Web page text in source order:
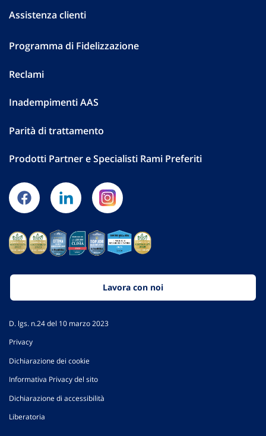
Assistenza clienti
Programma di Fidelizzazione
Reclami
Inadempimenti AAS
Parità di trattamento
Prodotti Partner e Specialisti Rami Preferiti
Lavora con noi
D. lgs. n.24 del 10 marzo 2023
Privacy
Dichiarazione dei cookie
Informativa Privacy del sito
Dichiarazione di accessibilità
Liberatoria